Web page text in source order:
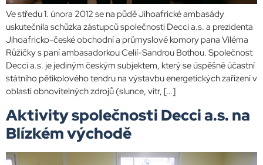
Ve středu 1. února 2012 se na půdě Jihoafrické ambasády
uskutečnila schůzka zástupců společnosti Decci a.s. a prezidenta
Jihoafricko-české obchodní a průmyslové komory pana Viléma
Růžičky s paní ambasadorkou Celií-Sandrou Bothou. Společnost
Decci a.s. je jediným českým subjektem, který se úspěšně účastní
státního pětikolového tendru na výstavbu energetických zařízení v
oblasti obnovitelných zdrojů (slunce, vítr, […]
Aktivity společnosti Decci a.s. na
Blízkém východě